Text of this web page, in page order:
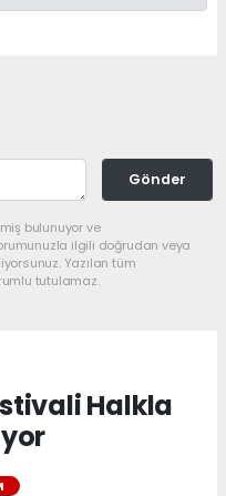
Gönder
bulunuyor ve
ilgili doğrudan veya
Yazılan tüm
tutulamaz.
Halkla